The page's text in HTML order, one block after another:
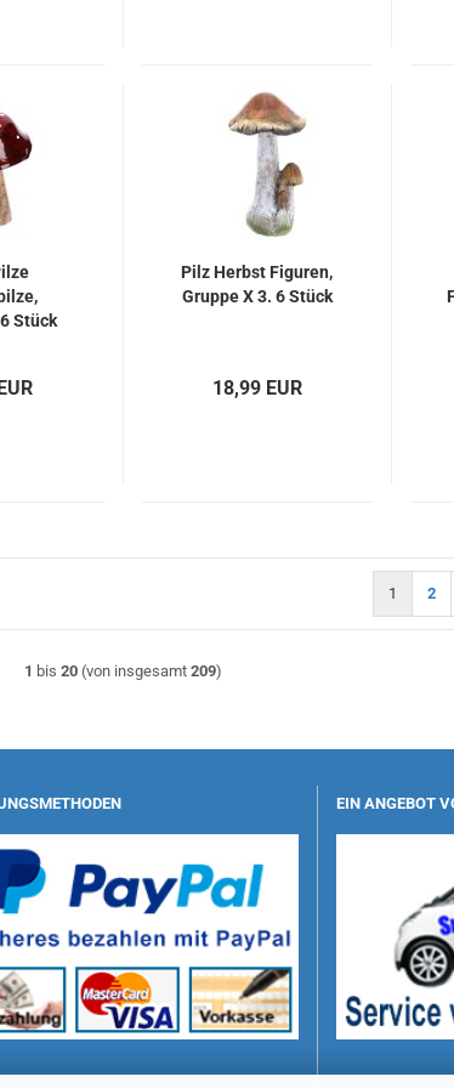
Stück
Pilz Herbst Figuren,
Gruppe X 3. 6 Stück
18,99 EUR
1 2
1 bis 20 (von insgesamt 209)
EIN ANGEBOT